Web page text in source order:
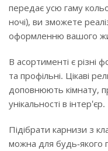
передає усю гаму
ночі), ви зможете
оформленню вашого
В асортименті є різні
та профільні. Цікаві
доповнюють кімнату,
унікальності в інтер'єр.
Підібрати карнизи з
можна для будь-якого